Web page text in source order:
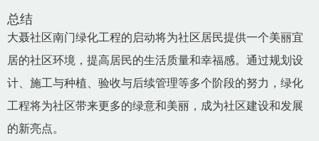
总结
大聂社区南门绿化工程的启动将为社区居民提供一个美丽宜
居的社区环境，提高居民的生活质量和幸福感。通过规划设
计、施工与种植、验收与后续管理等多个阶段的努力，绿化
工程将为社区带来更多的绿意和美丽，成为社区建设和发展
的新亮点。